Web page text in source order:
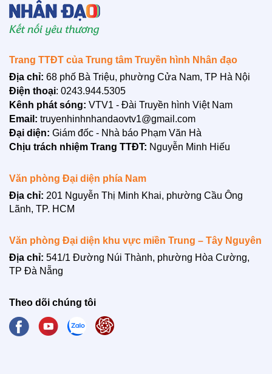
Trang TTĐT của Trung tâm Truyền hình Nhân đạo
Địa chỉ: 68 phố Bà Triệu, phường Cửa Nam, TP Hà Nội
Điện thoại: 0243.944.5305
Kênh phát sóng: VTV1 - Đài Truyền hình Việt Nam
Email: truyenhinhnhandaovtv1@gmail.com
Đại diện: Giám đốc - Nhà báo Phạm Văn Hà
Chịu trách nhiệm Trang TTĐT: Nguyễn Minh Hiếu
Văn phòng Đại diện phía Nam
Địa chỉ: 201 Nguyễn Thị Minh Khai, phường Cầu Ông
Lãnh, TP. HCM
Văn phòng Đại diện khu vực miền Trung – Tây Nguyên
Địa chỉ: 541/1 Đường Núi Thành, phường Hòa Cường,
TP Đà Nẵng
Theo dõi chúng tôi